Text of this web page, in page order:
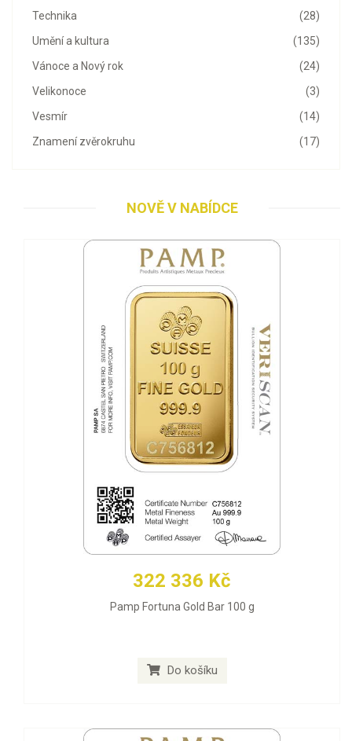
(28)
Technika
(135)
Umění a kultura
(24)
Vánoce a Nový rok
(3)
Velikonoce
(14)
Vesmír
(17)
Znamení zvěrokruhu
NOVĚ V NABÍDCE
322 336 Kč
Pamp Fortuna Gold Bar 100 g
Do košíku